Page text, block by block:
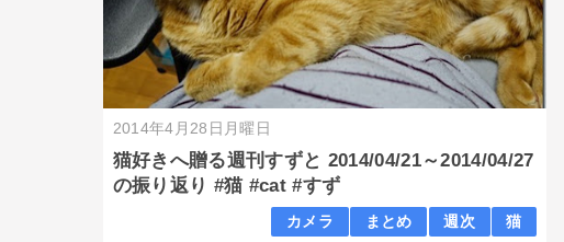
2014年4月28日月曜日
猫好きへ贈る週刊すずと 2014/04/21～2014/04/27
の振り返り #猫 #cat #すず
カメラ まとめ 週次 猫